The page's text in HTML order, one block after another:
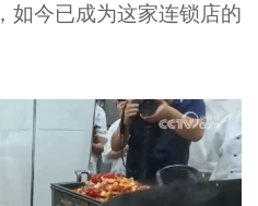
如今已成为这家连锁店的